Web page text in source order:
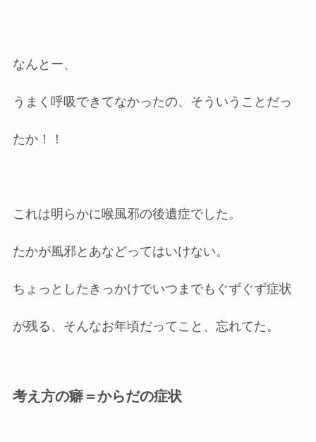
なんとー、
うまく呼吸できてなかったの、そういうことだっ
たか！！
これは明らかに喉風邪の後遺症でした。
たかが風邪とあなどってはいけない。
ちょっとしたきっかけでいつまでもぐずぐず症状
が残る、そんなお年頃だってこと、忘れてた。
考え方の癖＝からだの症状